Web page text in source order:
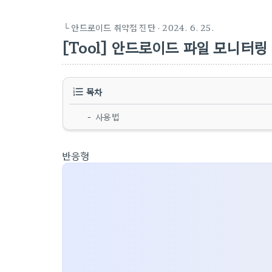
└ 안드로이드 취약점 진단· 2024. 6. 25.
[Tool] 안드로이드 파일 모니터링
목차
사용법
반응형